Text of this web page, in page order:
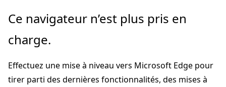
Passer
directement
au
principal
Ce navigateur n’est plus pris en
charge.
Effectuez une mise à niveau vers Microsoft Edge pour
tirer parti des dernières fonctionnalités, des mises à